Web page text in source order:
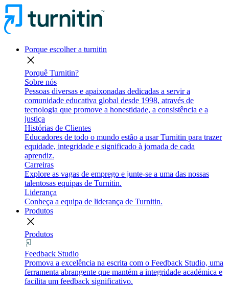
Porque escolher a turnitin
close
Porquê Turnitin?
Sobre nós
Pessoas diversas e apaixonadas dedicadas a servir a
comunidade educativa global desde 1998, através de
tecnologia que promove a honestidade, a consistência e a
justiça
Histórias de Clientes
Educadores de todo o mundo estão a usar Turnitin para trazer
equidade, integridade e significado à jornada de cada
aprendiz.
Carreiras
Explore as vagas de emprego e junte-se a uma das nossas
talentosas equipas de Turnitin.
Liderança
Conheça a equipa de liderança de Turnitin.
Produtos
close
Produtos
Feedback Studio
Promova a excelência na escrita com o Feedback Studio, uma
ferramenta abrangente que mantém a integridade académica e
facilita um feedback significativo.